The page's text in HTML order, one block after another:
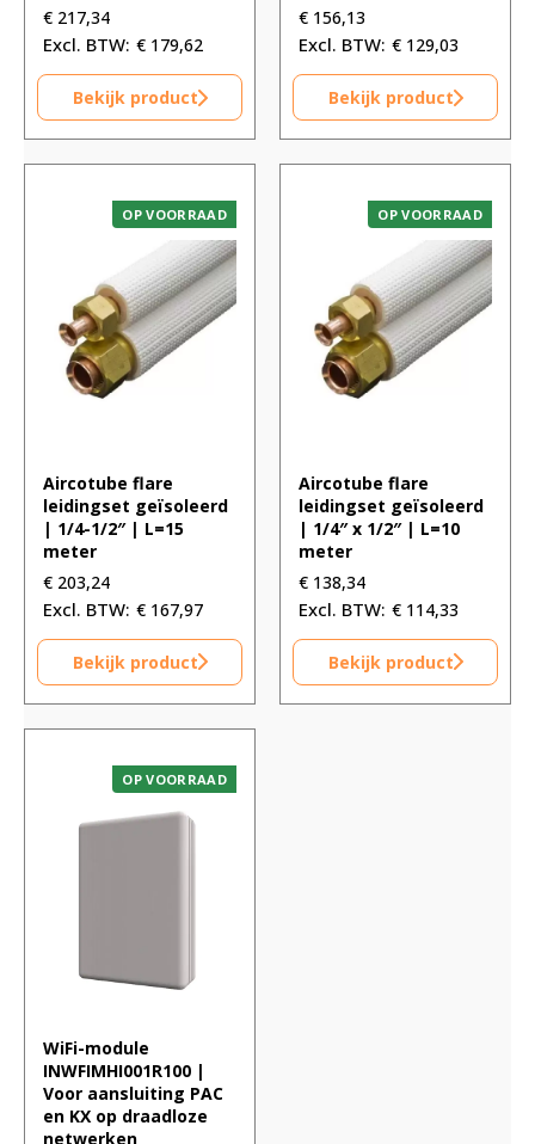
€ 217,34
€ 179,62
Bekijk product
€ 156,13
€ 129,03
Bekijk product
OP VOORRAAD
Aircotube flare
leidingset geïsoleerd
| 1/4-1/2″ | L=15
meter
€ 203,24
€ 167,97
Bekijk product
OP VOORRAAD
Aircotube flare
leidingset geïsoleerd
| 1/4″ x 1/2″ | L=10
meter
€ 138,34
€ 114,33
Bekijk product
OP VOORRAAD
WiFi-module
INWFIMHI001R100 |
Voor aansluiting PAC
en KX op draadloze
netwerken